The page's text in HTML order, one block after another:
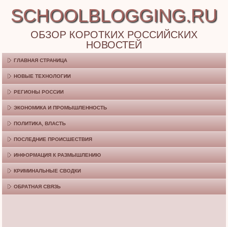
SCHOOLBLOGGING.RU
ОБЗОР КОРОТКИХ РОССИЙСКИХ
НОВОСТЕЙ
ГЛАВНАЯ СТРАНИЦА
НОВЫЕ ТЕХНОЛОГИИ
РЕГИОНЫ РОССИИ
ЭКОНОМИКА И ПРОМЫШЛЕННОСТЬ
ПОЛИТИКА, ВЛАСТЬ
ПОСЛЕДНИЕ ПРОИСШЕСТВИЯ
ИНФОРМАЦИЯ К РАЗМЫШЛЕНИЮ
КРИМИНАЛЬНЫЕ СВОДКИ
ОБРАТНАЯ СВЯЗЬ